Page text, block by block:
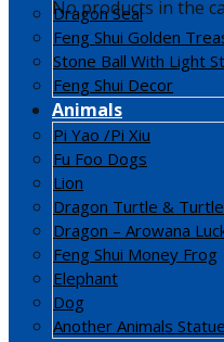
No products in the
Dragon Seal
Feng Shui Golden
Stone Ball With Light
Feng Shui Decor
Animals
Pi Yao /Pi Xiu
Fu Foo Dogs
Lion
Dragon Turtle & Turtle
Dragon – Arowana
Feng Shui Money Frog
Elephant
Dog
Another Animals Statue